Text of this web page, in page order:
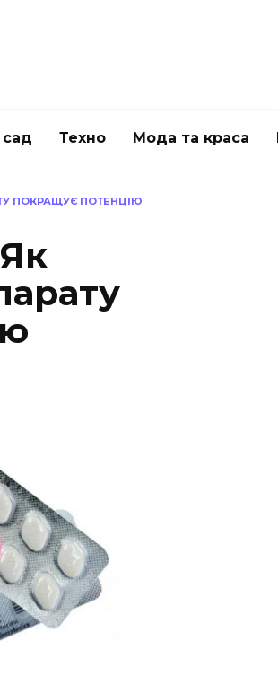
сад Техно Мода та краса
ПОКРАЩУЄ ПОТЕНЦІЮ